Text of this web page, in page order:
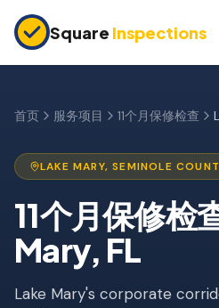
Square Inspections
购房前检查
11个月保修检查
公寓检查
上市前检查
投资房产
首页 服务项目 11个月保修检查
LAKE MARY,SEMINOLE
11个月保修检
Mary, FL
Lake Mary's corporate